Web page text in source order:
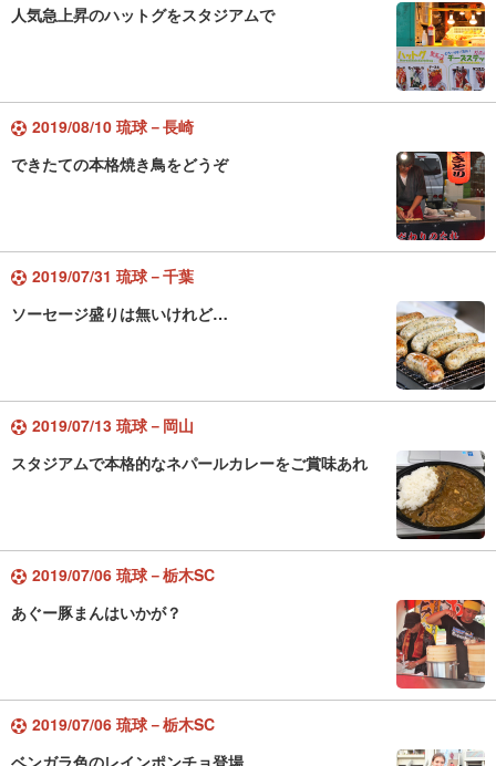
人気急上昇のハットグをスタジアムで
2019/08/10 琉球－長崎
できたての本格焼き鳥をどうぞ
2019/07/31 琉球－千葉
ソーセージ盛りは無いけれど…
2019/07/13 琉球－岡山
スタジアムで本格的なネパールカレーをご賞味あれ
2019/07/06 琉球－栃木SC
あぐー豚まんはいかが？
2019/07/06 琉球－栃木SC
ベンガラ色のレインポンチョ登場